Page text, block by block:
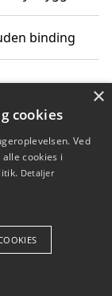
binding
×
cookies
Ved
cookies i
Detaljer